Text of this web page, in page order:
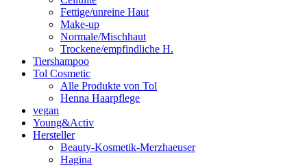
Fettige/unreine Haut
Make-up
Normale/Mischhaut
Trockene/empfindliche H.
Tiershampoo
Tol Cosmetic
Alle Produkte von Tol
Henna Haarpflege
vegan
Young&Activ
Hersteller
Beauty-Kosmetik-Merzhaeuser
Hagina